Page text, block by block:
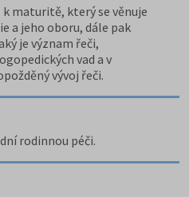
maturitě, který se věnuje
a jeho oboru, dále pak
je význam řeči,
vad a v
vývoj řeči.
rodinnou péči.